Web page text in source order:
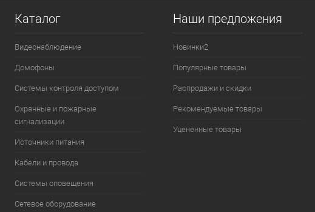
Каталог
Видеонаблюдение
Домофоны
Системы контроля доступом
Охранные и пожарные
сигнализации
Источники питания
Кабели и провода
Системы оповещения
Сетевое оборудование
Наши предложения
Новинки2
Популярные товары
Распродажи и скидки
Рекомендуемые товары
Уцененные товары